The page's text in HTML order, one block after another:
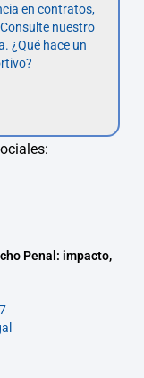
en contratos,
nuestro
¿Qué hace un
Penal: impacto,